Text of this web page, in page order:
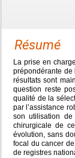
Résumé
La prise en
prépondérante de
résultats sont
question reste
qualité de la
par l’assistance
son utilisation
chirurgicale de
évolution, sans
focal du cancer
de registres